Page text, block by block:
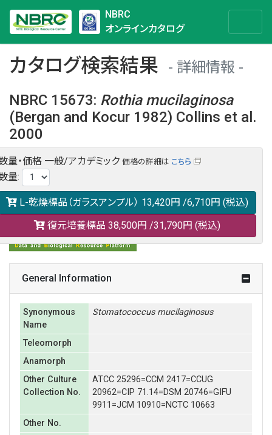
NBRC
オンラインカタログ
カタログ検索結果
詳細情報
NBRC 15673: Rothia mucilaginosa
(Bergan and Kocur 1982) Collins et al.
2000
NBRC 15673の情報や関連データは以下のバナー(DBRP)か
らご覧ください。
日本語での検索も可能です。
量・価格 一般/アカデミック 価格の詳細は こちら
量:
L-乾燥標品（ガラスアンプル） 13,420円 /6,710円 (税込)
復元培養標品 38,500円 /31,790円 (税込)
General Information
Synonymous
Name
Stomatococcus mucilaginosus
Teleomorph
Anamorph
Other Culture
Collection No.
ATCC 25296=CCM 2417=CCUG
20962=CIP 71.14=DSM 20746=GIFU
9911=JCM 10910=NCTC 10663
Other No.